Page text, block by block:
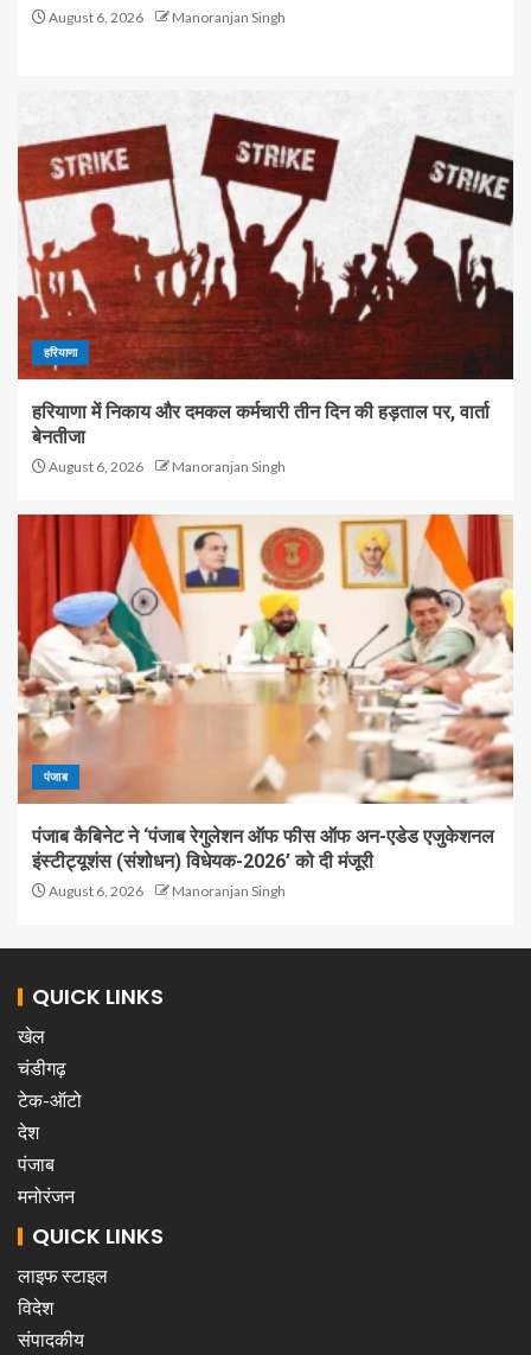
August 6, 2026 Manoranjan Singh
हरियाणा
हरियाणा में निकाय और दमकल कर्मचारी तीन दिन की हड़ताल पर, वार्ता
बेनतीजा
August 6, 2026 Manoranjan Singh
पंजाब
पंजाब कैबिनेट ने ‘पंजाब रेगुलेशन ऑफ फीस ऑफ अन-एडेड एजुकेशनल
इंस्टीट्यूशंस (संशोधन) विधेयक-2026’ को दी मंजूरी
August 6, 2026 Manoranjan Singh
QUICK LINKS
खेल
चंडीगढ़
टेक-ऑटो
देश
पंजाब
मनोरंजन
QUICK LINKS
लाइफ स्टाइल
विदेश
संपादकीय